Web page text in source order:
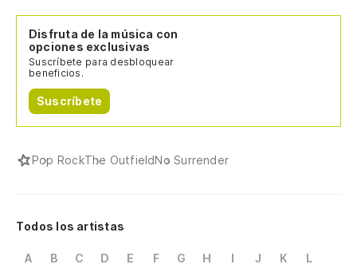
Disfruta de la música con
opciones exclusivas
Suscríbete para desbloquear
beneficios.
Suscríbete
Pop RockThe OutfieldNo Surrender
Todos los artistas
A B C D E F G H I J K
L